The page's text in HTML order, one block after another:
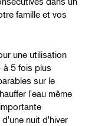
famille et vos
une utilisation
à 5 fois plus
sur le
l'eau même
nuit d'hiver